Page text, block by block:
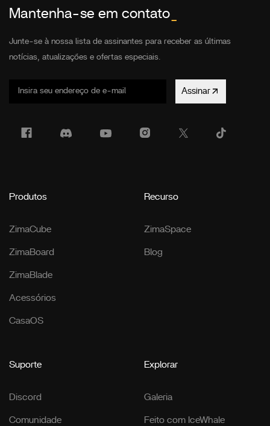
Mantenha-se em contato
Junte-se à nossa lista de assinantes para receber as últimas
notícias, atualizações e ofertas especiais.
Assinar
Produtos
ZimaCube
ZimaBoard
ZimaBlade
Acessórios
CasaOS
Recurso
ZimaSpace
Blog
Suporte
Discord
Comunidade
Explorar
Galeria
Feito com IceWhale